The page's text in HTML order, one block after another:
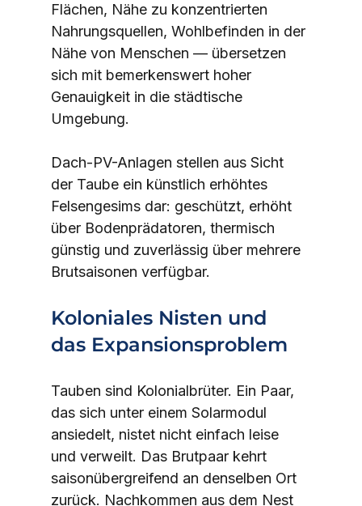
Flächen, Nähe zu konzentrierten
Nahrungsquellen, Wohlbefinden in der
Nähe von Menschen — übersetzen
sich mit bemerkenswert hoher
Genauigkeit in die städtische
Umgebung.
Dach-PV-Anlagen stellen aus Sicht
der Taube ein künstlich erhöhtes
Felsengesims dar: geschützt, erhöht
über Bodenprädatoren, thermisch
günstig und zuverlässig über mehrere
Brutsaisonen verfügbar.
Koloniales Nisten und
das Expansionsproblem
Tauben sind Kolonialbrüter. Ein Paar,
das sich unter einem Solarmodul
ansiedelt, nistet nicht einfach leise
und verweilt. Das Brutpaar kehrt
saisonübergreifend an denselben Ort
zurück. Nachkommen aus dem Nest